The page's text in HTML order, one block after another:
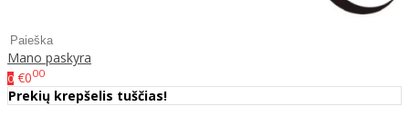
Mano paskyra
0 €000
Prekių krepšelis tuščias!